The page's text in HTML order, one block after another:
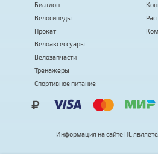
Биатлон
Велосипеды
Прокат
Велоаксессуары
Велозапчасти
Тренажеры
Спортивное питание
Информация на сайте НЕявляетс